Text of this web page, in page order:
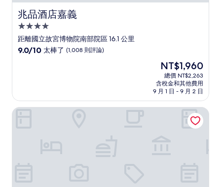
兆品酒店嘉義
兆品酒店嘉義
4.0
星
級
距離國立故宮博物院南部院區 16.1 公里
9.0
太
棒
9.0/10 太棒了 (1,008 則評論)
現
在
價
格
為
NT$1,960
NT$1,960
總價 NT$2,263
含稅金和其他費用
9 月 1 日 - 9 月 2 日
山海大飯店